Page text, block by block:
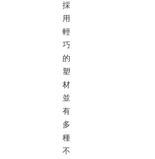
採
用
輕
巧
的
塑
材
並
有
多
種
不